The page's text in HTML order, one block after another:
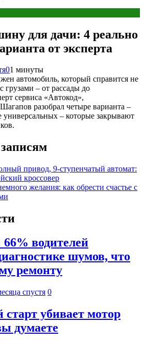
для дачи: 4 реально
от эксперта
01 минуты
автомобиль, который справится не
грузами – от рассады до
сервиса «Автокод»,
разобрал четыре варианта –
– которые закрывают
привод, 9-ступенчатый автомат:
кроссовер
желания: как обрести счастье с
водителей
шумов, что
ремонту
спустя 0
убивает мотор
думаете